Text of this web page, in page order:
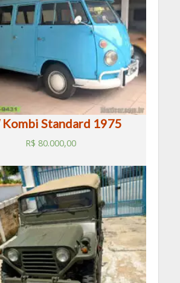
Standard 1975
R$ 80.000,00